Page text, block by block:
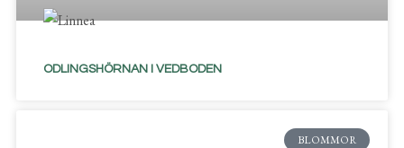
ODLINGSHÖRNAN I VEDBODEN
BLOMMOR